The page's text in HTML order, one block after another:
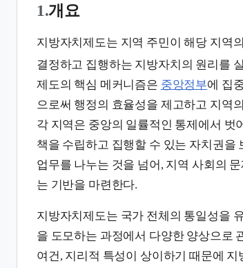
1.개요
지방자치제도는 지역 주민이 해당 지역
결정하고 집행하는 지방자치의 원리를
제도의 핵심 메커니즘은 중앙정부에 집
으로써 행정의 효율성을 제고하고 지역
각 지역은 중앙의 일률적인 통제에서 벗
책을 수립하고 집행할 수 있는 자치권을
업무를 나누는 것을 넘어, 지역 사회의
는 기반을 마련한다.
지방자치제도는 국가 전체의 통일성을
을 도모하는 과정에서 다양한 양상으로
여건, 지리적 특성이 상이하기 때문에